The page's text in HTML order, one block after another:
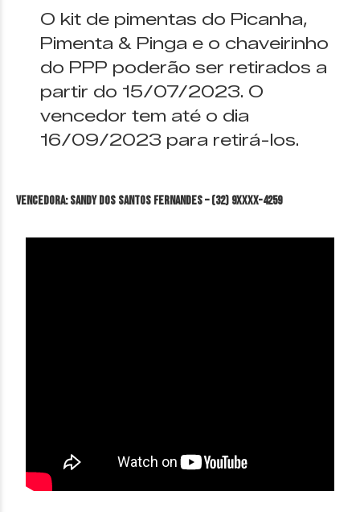
O kit de pimentas do Picanha,
Pimenta & Pinga e o chaveirinho
do PPP poderão ser retirados a
partir do 15/07/2023. O
vencedor tem até o dia
16/09/2023 para retirá-los.
VENCEDORA: Sandy dos Santos Fernandes – (32) 9XXXX-4259